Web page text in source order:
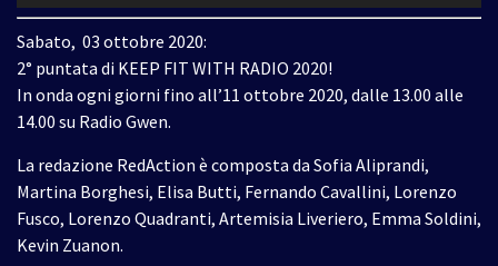
Sabato, 03 ottobre 2020:
2° puntata di KEEP FIT WITH RADIO 2020!
In onda ogni giorni fino all’11 ottobre 2020, dalle 13.00 alle
14.00 su Radio Gwen.
La redazione RedAction è composta da Sofia Aliprandi,
Martina Borghesi, Elisa Butti, Fernando Cavallini, Lorenzo
Fusco, Lorenzo Quadranti, Artemisia Liveriero, Emma Soldini,
Kevin Zuanon.